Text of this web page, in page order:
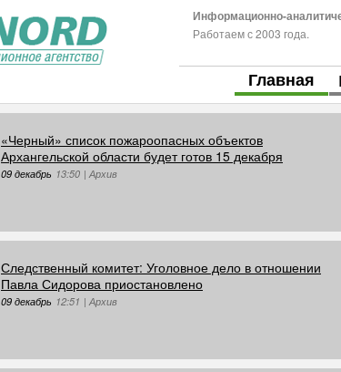
Информационно-
Работаем с 2003 года.
Главная
«Черный» список пожароопасных объектов
Архангельской области будет готов 15 декабря
09 декабрь 13:50 |Архив
Следственный комитет: Уголовное дело в отношении
Павла Сидорова приостановлено
09 декабрь 12:51 |Архив